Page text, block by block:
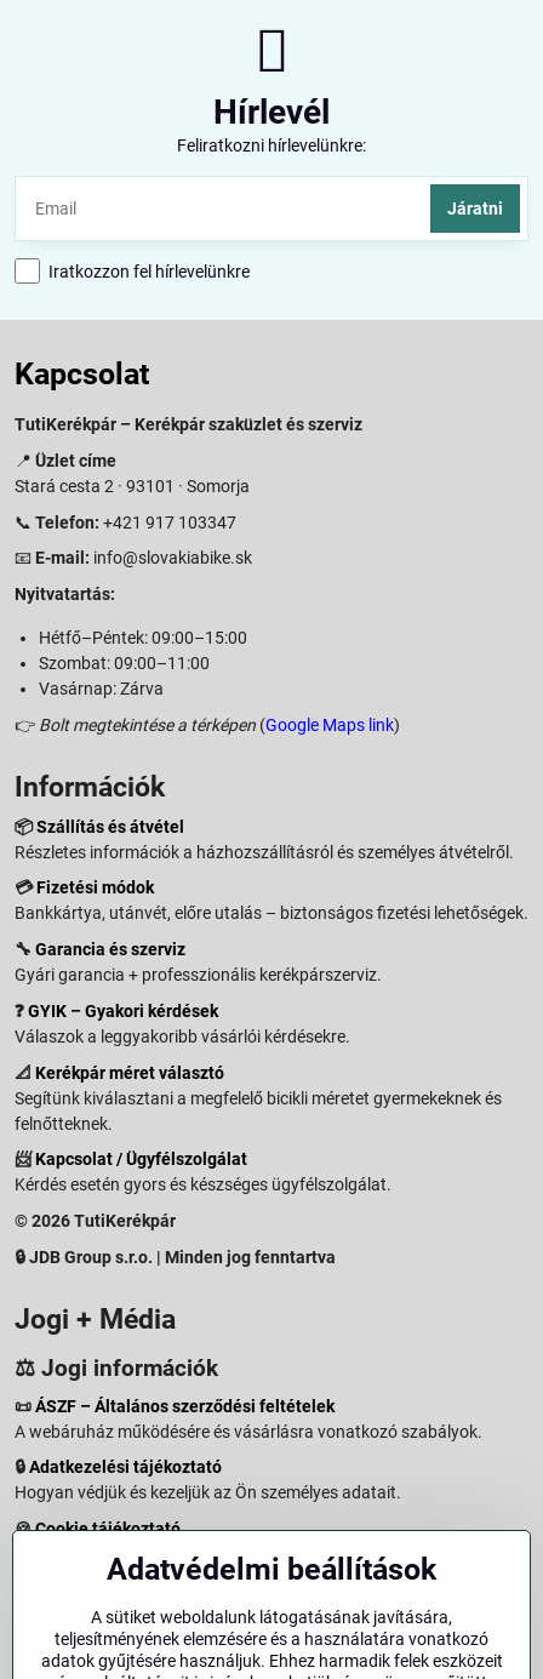
Hírlevél
Feliratkozni hírlevelünkre:
Járatni
Iratkozzon fel hírlevelünkre
Kapcsolat
TutiKerékpár – Kerékpár szaküzlet és szerviz
📍 Üzlet címe
Stará cesta 2 · 93101 · Somorja
📞 Telefon: +421 917 103347
📧 E-mail: info@slovakiabike.sk
Nyitvatartás:
Hétfő–Péntek: 09:00–15:00
Szombat: 09:00–11:00
Vasárnap: Zárva
👉 Bolt megtekintése a térképen (Google Maps link)
Információk
📦Szállítás és átvétel
Részletes információk a házhozszállításról és személyes átvételről.
💳Fizetési módok
Bankkártya, utánvét, előre utalás – biztonságos fizetési lehetőségek.
🔧 Garancia és szerviz
Gyári garancia + professzionális kerékpárszerviz.
❓GYIK – Gyakori kérdések
Válaszok a leggyakoribb vásárlói kérdésekre.
📐 Kerékpár méret választó
Segítünk kiválasztani a megfelelő bicikli méretet gyermekeknek és
felnőtteknek.
📨Kapcsolat / Ügyfélszolgálat
Kérdés esetén gyors és készséges ügyfélszolgálat.
© 2026 TutiKerékpár
🔒 JDB Group s.r.o. | Minden jog fenntartva
Jogi + Média
⚖️ Jogi információk
📜ÁSZF – Általános szerződési feltételek
A webáruház működésére és vásárlásra vonatkozó szabályok.
🔒Adatkezelési tájékoztató
Hogyan védjük és kezeljük az Ön személyes adatait.
🍪Cookie tájékoztató
A weboldalon használt sütikről és adatkezelésről.
Vásárlástól való elállás menete és feltételei.
Elállás a szerződéstől
Adatvédelmi beállítások
A sütiket weboldalunk látogatásának javítására,
teljesítményének elemzésére és a használatára vonatkozó
adatok gyűjtésére használjuk. Ehhez harmadik felek eszközeit